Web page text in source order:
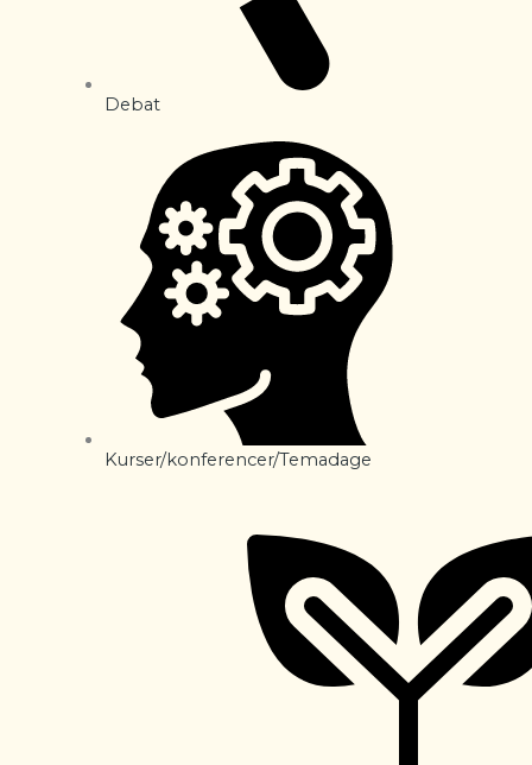
Debat
Kurser/konferencer/Temadage